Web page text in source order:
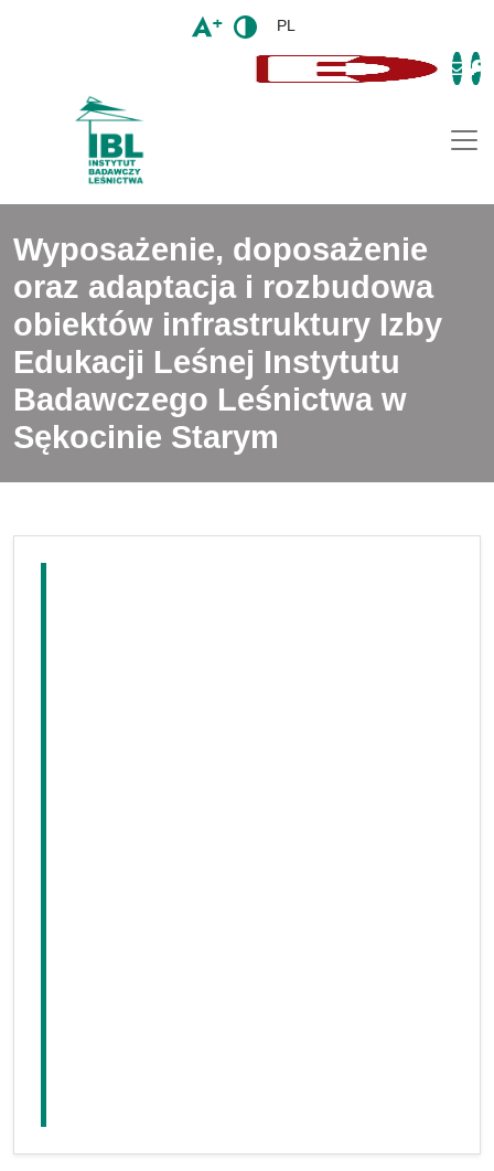
PL
Wyposażenie, doposażenie
oraz adaptacja i rozbudowa
obiektów infrastruktury Izby
Edukacji Leśnej Instytutu
Badawczego Leśnictwa w
Sękocinie Starym